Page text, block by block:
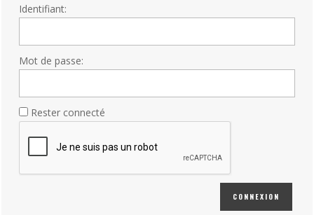
Identifiant:
Mot de passe:
Rester connecté
CONNEXION